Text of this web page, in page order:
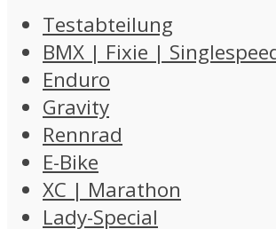
Testabteilung
BMX | Fixie |
Enduro
Gravity
Rennrad
E-Bike
XC | Marathon
Lady-Special